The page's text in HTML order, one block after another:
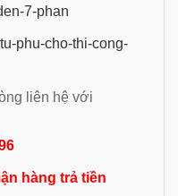
7-phan
phu-cho-thi-cong-
liên hệ với
hàng trả tiền